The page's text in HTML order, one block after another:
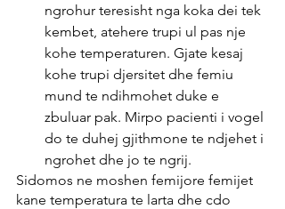
ngrohur teresisht nga koka dei tek
kembet, atehere trupi ul pas nje
kohe temperaturen. Gjate kesaj
kohe trupi djersitet dhe femiu
mund te ndihmohet duke e
zbuluar pak. Mirpo pacienti i vogel
do te duhej gjithmone te ndjehet i
ngrohet dhe jo te ngrij.
Sidomos ne moshen femijore femijet
kane temperatura te larta dhe cdo